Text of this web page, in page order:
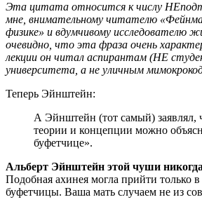
Эта цитата относится к числу
мне, внимательному читателю
физике» и вдумчивому исследователю
очевидно, что эта фраза очень
лекции он читал аспирантам (НЕ
университета, а не уличным
Теперь Эйнштейн:
А Эйнштейн (тот самый) заявлял,
теории и концепции можно
буфетчице».
Альберт Эйнштейн этой чуши
Подобная ахинея могла прийти только в
буфетчицы. Ваша мать случаем не из